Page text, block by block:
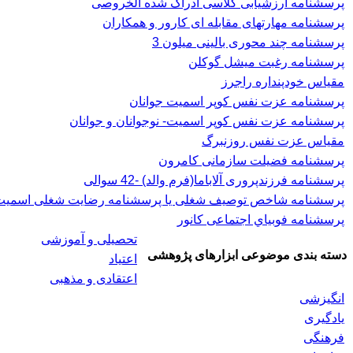
پرسشنامه مهارتهای مقابله ای کارور و همکاران
پرسشنامه چند محوری بالینی میلون 3
پرسشنامه رغبت ميشل گوكلن
مقیاس خودپنداره راجرز
پرسشنامه عزت نفس كوپر اسميت جوانان
پرسشنامه عزت نفس کوپر اسمیت- نوجوانان و جوانان
مقیاس عزت نفس روزنبرگ
پرسشنامه فضیلت سازمانی کامرون
پرسشنامه فرزندپروری آلاباما(فرم والد) -42 سوالی
پرسشنامه شاخص توصیف شغلی یا پرسشنامه رضایت شغلی
پرسشنامه فوبياي اجتماعی کانور
دسته بندی موضوعی ابزارهای پژوهشی
تحصیلی و آموزشی
اعتیاد
اعتقادی و مذهبی
انگیزشی
یادگیری
فرهنگی